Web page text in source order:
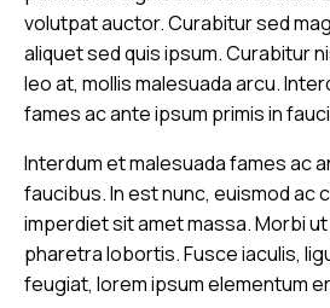
volutpat auctor. Curabitur sed
aliquet sed quis ipsum. Curabitur
leo at, mollis malesuada arcu.
fames ac ante ipsum primis in
Interdum et malesuada fames ac
faucibus. In est nunc, euismod ac
imperdiet sit amet massa. Morbi
pharetra lobortis. Fusce iaculis,
feugiat, lorem ipsum elementum